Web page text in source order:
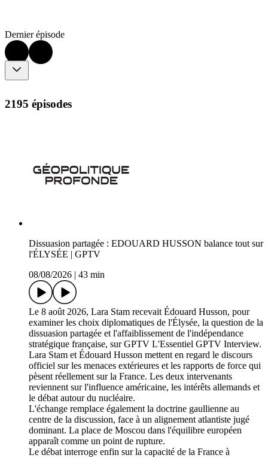
Dernier épisode
2195 épisodes
Dissuasion partagée : EDOUARD HUSSON balance tout sur
l'ÉLYSÉE | GPTV
08/08/2026
43 min
Le 8 août 2026, Lara Stam recevait Édouard Husson, pour
examiner les choix diplomatiques de l'Élysée, la question de la
dissuasion partagée et l'affaiblissement de l'indépendance
stratégique française, sur GPTV L'Essentiel GPTV Interview.
Lara Stam et Édouard Husson mettent en regard le discours
officiel sur les menaces extérieures et les rapports de force qui
pèsent réellement sur la France. Les deux intervenants
reviennent sur l'influence américaine, les intérêts allemands et
le débat autour du nucléaire.
L'échange remplace également la doctrine gaullienne au
centre de la discussion, face à un alignement atlantiste jugé
dominant. La place de Moscou dans l'équilibre européen
apparaît comme un point de rupture.
Le débat interroge enfin sur la capacité de la France à